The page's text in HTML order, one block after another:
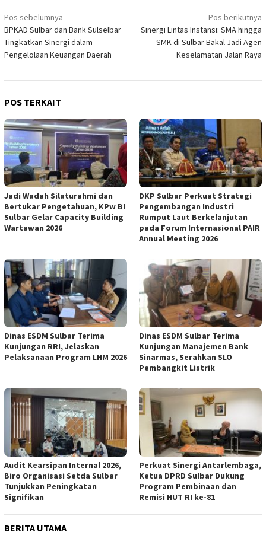
Navigasi
pos
Pos sebelumnya
BPKAD Sulbar dan Bank Sulselbar
Tingkatkan Sinergi dalam
Pengelolaan Keuangan Daerah
Pos berikutnya
Sinergi Lintas Instansi: SMA hingga
SMK di Sulbar Bakal Jadi Agen
Keselamatan Jalan Raya
POS TERKAIT
Jadi Wadah Silaturahmi dan
Bertukar Pengetahuan, KPw BI
Sulbar Gelar Capacity Building
Wartawan 2026
DKP Sulbar Perkuat Strategi
Pengembangan Industri
Rumput Laut Berkelanjutan
pada Forum Internasional PAIR
Annual Meeting 2026
Dinas ESDM Sulbar Terima
Kunjungan RRI, Jelaskan
Pelaksanaan Program LHM 2026
Dinas ESDM Sulbar Terima
Kunjungan Manajemen Bank
Sinarmas, Serahkan SLO
Pembangkit Listrik
Audit Kearsipan Internal 2026,
Biro Organisasi Setda Sulbar
Tunjukkan Peningkatan
Signifikan
Perkuat Sinergi Antarlembaga,
Ketua DPRD Sulbar Dukung
Program Pembinaan dan
Remisi HUT RI ke-81
BERITA UTAMA